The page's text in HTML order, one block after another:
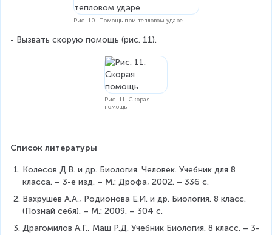
Рис. 10. Помощь при тепловом ударе
- Вы­звать ско­рую по­мощь (рис. 11).
Рис. 11. Скорая
помощь
Список литературы
Колесов Д.В. и др. Биология. Человек. Учебник для 8
класса. – 3-е изд. – М.: Дрофа, 2002. – 336 с.
Вахрушев А.А., Родионова Е.И. и др. Биология. 8 класс.
(Познай себя). – М.: 2009. – 304 с.
Драгомилов А.Г., Маш Р.Д. Учебник Биология. 8 класс. – 3-